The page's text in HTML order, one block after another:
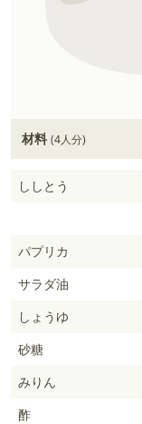
材料 (4人分)
ししとう
パプリカ
サラダ油
しょうゆ
砂糖
みりん
酢